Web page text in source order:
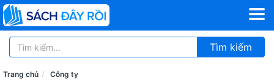
Tìm kiếm
Trang chủ Công ty